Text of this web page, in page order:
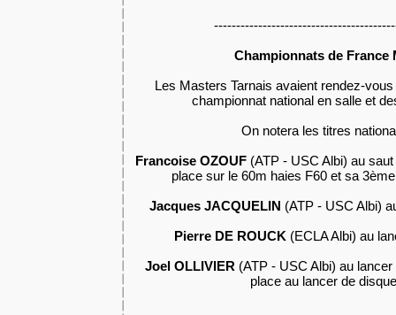
Championnats de France
Les Masters Tarnais avaient rendez-
championnat national en salle et
On notera les titres
Francoise OZOUF (ATP - USC Albi) au
place sur le 60m haies F60 et sa
Jacques JACQUELIN (ATP - USC Albi)
Pierre DE ROUCK (ECLA Albi) au
Joel OLLIVIER (ATP - USC Albi) au
place au lancer de